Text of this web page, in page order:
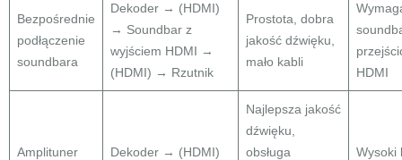
Bezpośrednie
podłączenie
soundbara
Dekoder → (HDMI)
→ Soundbar z
wyjściem HDMI →
(HDMI) → Rzutnik
Prostota, dobra
jakość dźwięku,
mało kabli
HDMI
Amplituner
Dekoder → (HDMI)
Najlepsza jakość
dźwięku,
obsługa
Wysoki